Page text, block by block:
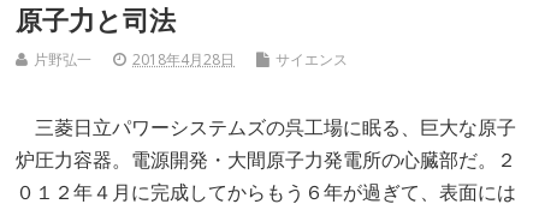
原子力と司法
片野弘一 2018年4月28日 サイエンス
三菱日立パワーシステムズの呉工場に眠る、巨大な原子
炉圧力容器。電源開発・大間原子力発電所の心臓部だ。２
０１２年４月に完成してからもう６年が過ぎて、表面には